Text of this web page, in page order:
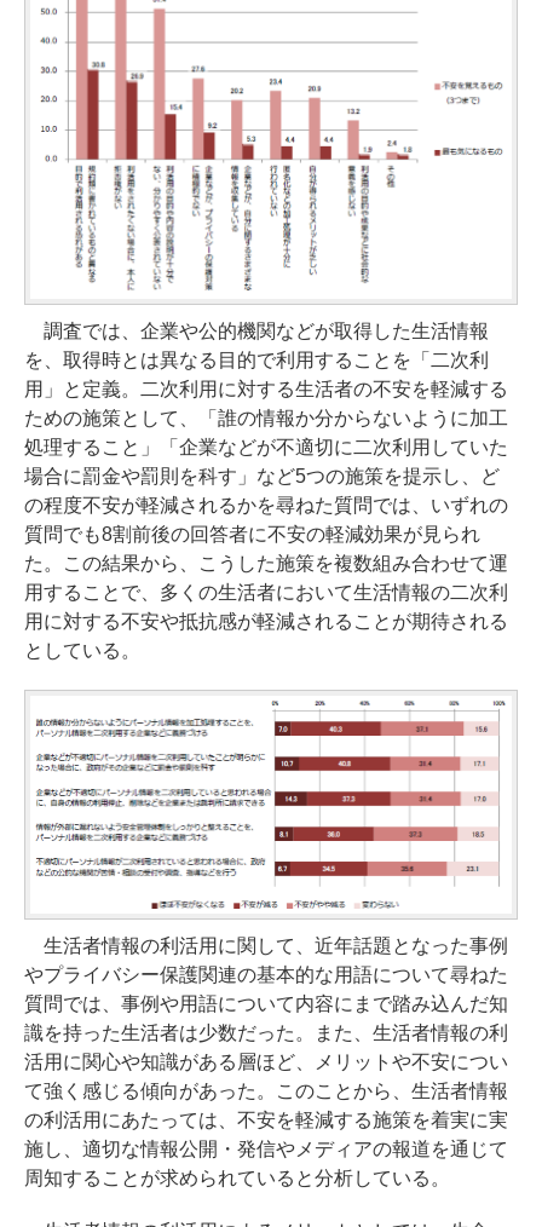
調査では、企業や公的機関などが取得した生活情報
を、取得時とは異なる目的で利用することを「二次利
用」と定義。二次利用に対する生活者の不安を軽減する
ための施策として、「誰の情報か分からないように加工
処理すること」「企業などが不適切に二次利用していた
場合に罰金や罰則を科す」など5つの施策を提示し、ど
の程度不安が軽減されるかを尋ねた質問では、いずれの
質問でも8割前後の回答者に不安の軽減効果が見られ
た。この結果から、こうした施策を複数組み合わせて運
用することで、多くの生活者において生活情報の二次利
用に対する不安や抵抗感が軽減されることが期待される
としている。
生活者情報の利活用に関して、近年話題となった事例
やプライバシー保護関連の基本的な用語について尋ねた
質問では、事例や用語について内容にまで踏み込んだ知
識を持った生活者は少数だった。また、生活者情報の利
活用に関心や知識がある層ほど、メリットや不安につい
て強く感じる傾向があった。このことから、生活者情報
の利活用にあたっては、不安を軽減する施策を着実に実
施し、適切な情報公開・発信やメディアの報道を通じて
周知することが求められていると分析している。